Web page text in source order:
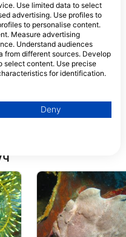
CEBU JUMP
Kontiki Maribago,
Lapu-lapu City,
ФІЛІПІНИ
Jaime Dive
After Marigbao
School,, 6015
CLUB CEBU
Boyla Hotel, 6015
lapu City, Cebu -
Use limited data to select
advertising. Use profiles to
to personalise content.
Measure advertising
Understand audiences
from different sources. Develop
select content. Use precise
for identification.
Union and send to the USA.
solely to this website/app.
on a device
advertising
Deny